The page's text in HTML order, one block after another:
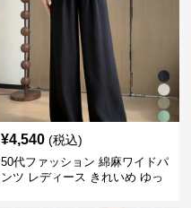
¥4,540 (税込)
50代ファッション 綿麻ワイドパ
ンツ レディース きれいめ ゆっ